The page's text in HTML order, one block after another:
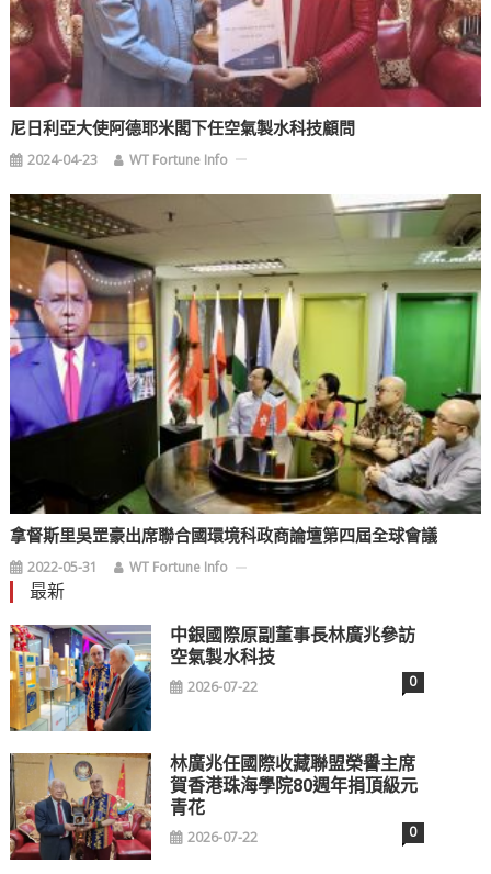
尼日利亞大使阿德耶米閣下任空氣製水科技顧問
2024-04-23 WT Fortune Info
拿督斯里吳罡豪出席聯合國環境科政商論壇第四屆全球會議
2022-05-31 WT Fortune Info
最新
中銀國際原副董事長林廣兆參訪
空氣製水科技
2026-07-22 0
林廣兆任國際收藏聯盟榮譽主席
賀香港珠海學院80週年捐頂級元
青花
2026-07-22 0